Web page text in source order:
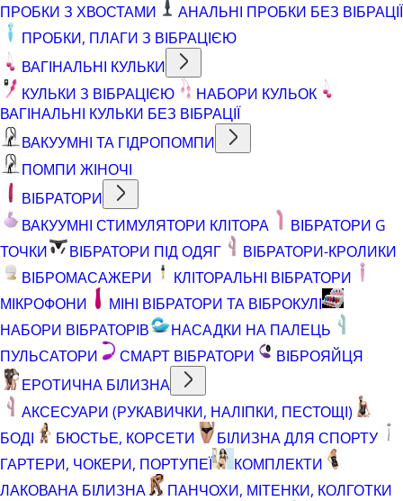
ПРОБКИ З ХВОСТАМИ
АНАЛЬНІ ПРОБКИ БЕЗ ВІБРАЦІЇ
ПРОБКИ, ПЛАГИ З ВІБРАЦІЄЮ
ВАГІНАЛЬНІ КУЛЬКИ
КУЛЬКИ З ВІБРАЦІЄЮ
НАБОРИ КУЛЬОК
ВАГІНАЛЬНІ КУЛЬКИ БЕЗ ВІБРАЦІЇ
ВАКУУМНІ ТА ГІДРОПОМПИ
ПОМПИ ЖІНОЧІ
ВІБРАТОРИ
ВАКУУМНІ СТИМУЛЯТОРИ КЛІТОРА
ВІБРАТОРИ G
ТОЧКИ
ВІБРАТОРИ ПІД ОДЯГ
ВІБРАТОРИ-КРОЛИКИ
ВІБРОМАСАЖЕРИ
КЛІТОРАЛЬНІ ВІБРАТОРИ
МІКРОФОНИ
МІНІ ВІБРАТОРИ ТА ВІБРОКУЛІ
НАБОРИ ВІБРАТОРІВ
НАСАДКИ НА ПАЛЕЦЬ
ПУЛЬСАТОРИ
СМАРТ ВІБРАТОРИ
ВІБРОЯЙЦЯ
ЕРОТИЧНА БІЛИЗНА
АКСЕСУАРИ (РУКАВИЧКИ, НАЛІПКИ, ПЕСТОЩІ)
БОДІ
БЮСТЬЕ, КОРСЕТИ
БІЛИЗНА ДЛЯ СПОРТУ
ГАРТЕРИ, ЧОКЕРИ, ПОРТУПЕЇ
КОМПЛЕКТИ
ЛАКОВАНА БІЛИЗНА
ПАНЧОХИ, МІТЕНКИ, КОЛГОТКИ